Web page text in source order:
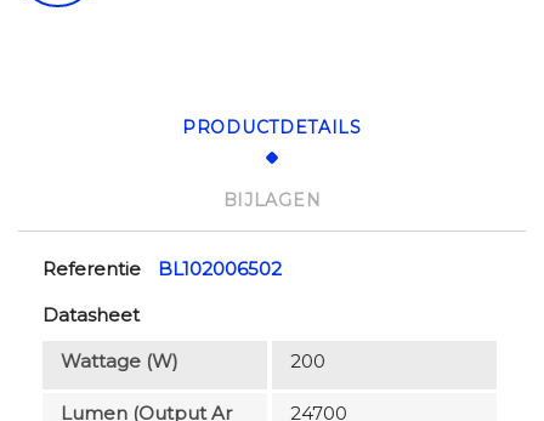
PRODUCTDETAILS
BIJLAGEN
Referentie
BL102006502
Datasheet
Wattage (W)
200
Lumen (output Ar 24700